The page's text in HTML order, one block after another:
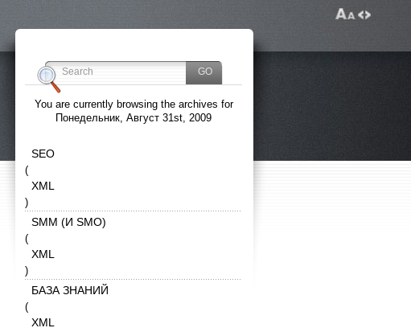
You are currently browsing the archives for
Понедельник, Август 31st, 2009
SEO
(
XML
)
SMM (И SMO)
(
XML
)
БАЗА ЗНАНИЙ
(
XML